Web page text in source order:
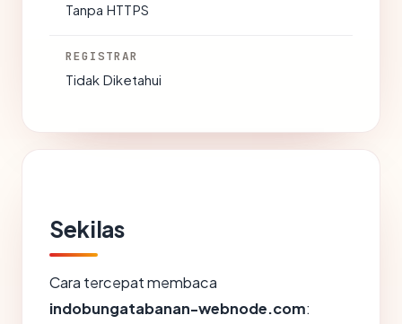
Tanpa HTTPS
REGISTRAR
Tidak Diketahui
Sekilas
Cara tercepat membaca
indobungatabanan-webnode.com: